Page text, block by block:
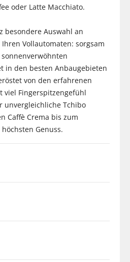
oder Latte Macchiato.
besondere Auswahl an
Vollautomaten: sorgsam
in den besten Anbaugebieten
von den erfahrenen
viel Fingerspitzengefühl
unvergleichliche Tchibo
Caffè Crema bis zum
Genuss.